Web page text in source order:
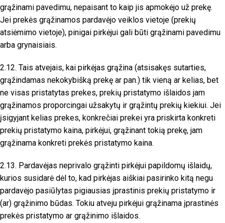
grąžinami pavedimu, nepaisant to kaip jis apmokėjo už prekę.
Jei prekės grąžinamos pardavėjo veiklos vietoje (prekių
atsiėmimo vietoje), pinigai pirkėjui gali būti grąžinami pavedimu
arba grynaisiais.
2.12. Tais atvejais, kai pirkėjas grąžina (atsisakęs sutarties,
grąžindamas nekokybišką prekę ar pan.) tik vieną ar kelias, bet
ne visas pristatytas prekes, prekių pristatymo išlaidos jam
grąžinamos proporcingai užsakytų ir grąžintų prekių kiekiui. Jei
įsigyjant kelias prekes, konkrečiai prekei yra priskirta konkreti
prekių pristatymo kaina, pirkėjui, grąžinant tokią prekę, jam
grąžinama konkreti prekės pristatymo kaina.
2.13. Pardavėjas neprivalo grąžinti pirkėjui papildomų išlaidų,
kurios susidarė dėl to, kad pirkėjas aiškiai pasirinko kitą negu
pardavėjo pasiūlytas pigiausias įprastinis prekių pristatymo ir
(ar) grąžinimo būdas. Tokiu atveju pirkėjui grąžinama įprastinės
prekės pristatymo ar grąžinimo išlaidos.